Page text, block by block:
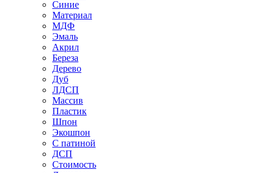
Синие
Материал
МДФ
Эмаль
Акрил
Береза
Дерево
Дуб
ЛДСП
Массив
Пластик
Шпон
Экошпон
С патиной
ДСП
Стоимость